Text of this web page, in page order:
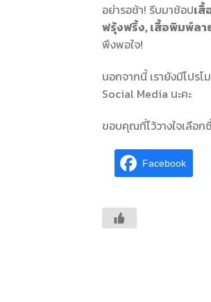
อย่ารอช้า! รีบมาช้อปเสื้
ฟรุ้งฟริ้ง, เสื้อพิมพ์ลา
พึงพอใจ!
นอกจากนี้ เรายังมีโปร
Social Media นะคะ
ขอบคุณที่ไว้วางใจเลือก
Facebook